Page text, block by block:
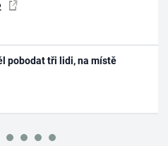
pobodat tři lidi, na místě